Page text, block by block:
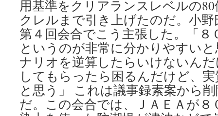
用基準をクリアランスレベルの
クレルまで引き上げたのだ。小野
第４回会合でこう主張した。「
というのが非常に分かりやすい
ナリオを逆算したらいけないん
してもらったら困るんだけど、
と思う」 これは議事録素案から
だ。この会合では、ＪＡＥＡが